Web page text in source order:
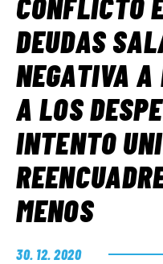
INFORMES
FUERA DE
EL LADO «G»
DEUDAS
NEGATIVA A
A LOS
INTENTO
MENOS
30. 12. 2020